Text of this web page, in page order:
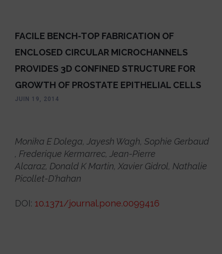
FACILE BENCH-TOP FABRICATION OF
ENCLOSED CIRCULAR MICROCHANNELS
PROVIDES 3D CONFINED STRUCTURE FOR
GROWTH OF PROSTATE EPITHELIAL CELLS
JUIN 19, 2014
Monika E Dolega, Jayesh Wagh, Sophie Gerbaud
, Frederique Kermarrec, Jean-Pierre
Alcaraz, Donald K Martin, Xavier Gidrol, Nathalie
Picollet-D'hahan
DOI: 10.1371/journal.pone.0099416